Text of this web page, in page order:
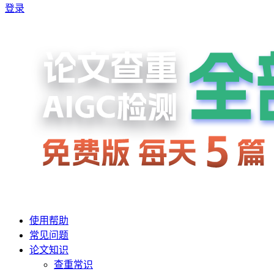
登录
使用帮助
常见问题
论文知识
查重常识